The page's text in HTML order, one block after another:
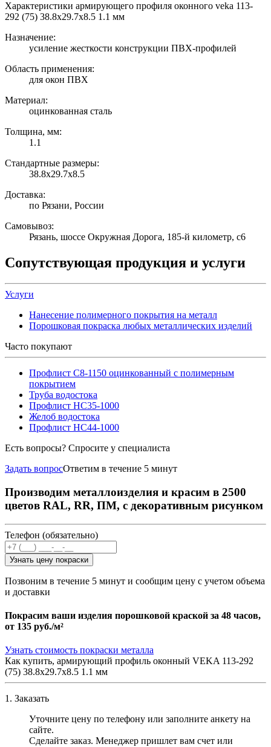
Характеристики армирующего профиля оконного veka 113-
292 (75) 38.8х29.7х8.5 1.1 мм
Назначение:
усиление жесткости конструкции ПВХ-профилей
Область применения:
для окон ПВХ
Материал:
оцинкованная сталь
Толщина, мм:
1.1
Стандартные размеры:
38.8х29.7х8.5
Доставка:
по Рязани, России
Самовывоз:
Рязань, шоссе Окружная Дорога, 185-й километр, с6
Сопутствующая продукция и услуги
Услуги
Нанесение полимерного покрытия на металл
Порошковая покраска любых металлических изделий
Часто покупают
Профлист С8-1150 оцинкованный с полимерным
покрытием
Труба водостока
Профлист НС35-1000
Желоб водостока
Профлист НС44-1000
Есть вопросы? Спросите у специалиста
Задать вопросОтветим в течение 5 минут
Производим металлоизделия и красим в 2500
цветов RAL, RR, ПМ, с декоративным рисунком
Телефон (обязательно)
Узнать цену покраски
Позвоним в течение 5 минут и сообщим цену с учетом объема
и доставки
Покрасим ваши изделия порошковой краской за 48 часов,
от 135 руб./м²
Узнать стоимость покраски металла
Как купить, армирующий профиль оконный VEKA 113-292
(75) 38.8х29.7х8.5 1.1 мм
1. Заказать
Уточните цену по телефону или заполните анкету на
сайте.
Сделайте заказ. Менеджер пришлет вам счет или